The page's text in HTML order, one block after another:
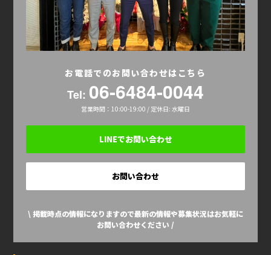
お電話でのお問い合わせはこちら
Tel: 06-6484-0044
営業時間：10:00-19:00 / 定休日: 水曜日
LINEでお問い合わせ
お問い合わせ
\ 掲載時点の情報になりますので最新の情報や募集状況はお気軽に
お問い合わせください /